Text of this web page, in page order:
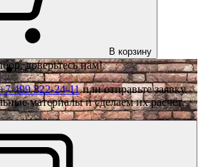
В корзину
доверьтесь нам!
499 322-24-11или отправьте заявку.
материалы и сделаем их расчёт.